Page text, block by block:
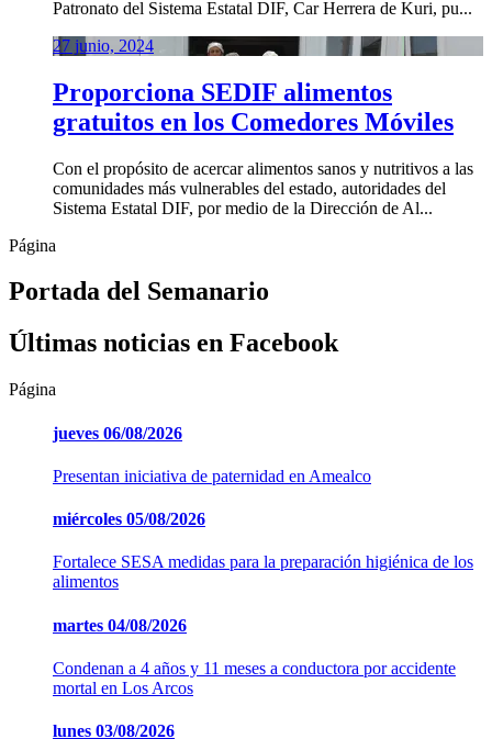
Patronato del Sistema Estatal DIF, Car Herrera de Kuri, pu...
27 junio, 2024
Proporciona SEDIF alimentos
gratuitos en los Comedores Móviles
Con el propósito de acercar alimentos sanos y nutritivos a las
comunidades más vulnerables del estado, autoridades del
Sistema Estatal DIF, por medio de la Dirección de Al...
Página
Portada del Semanario
Últimas noticias en Facebook
Página
jueves 06/08/2026
Presentan iniciativa de paternidad en Amealco
miércoles 05/08/2026
Fortalece SESA medidas para la preparación higiénica de los
alimentos
martes 04/08/2026
Condenan a 4 años y 11 meses a conductora por accidente
mortal en Los Arcos
lunes 03/08/2026